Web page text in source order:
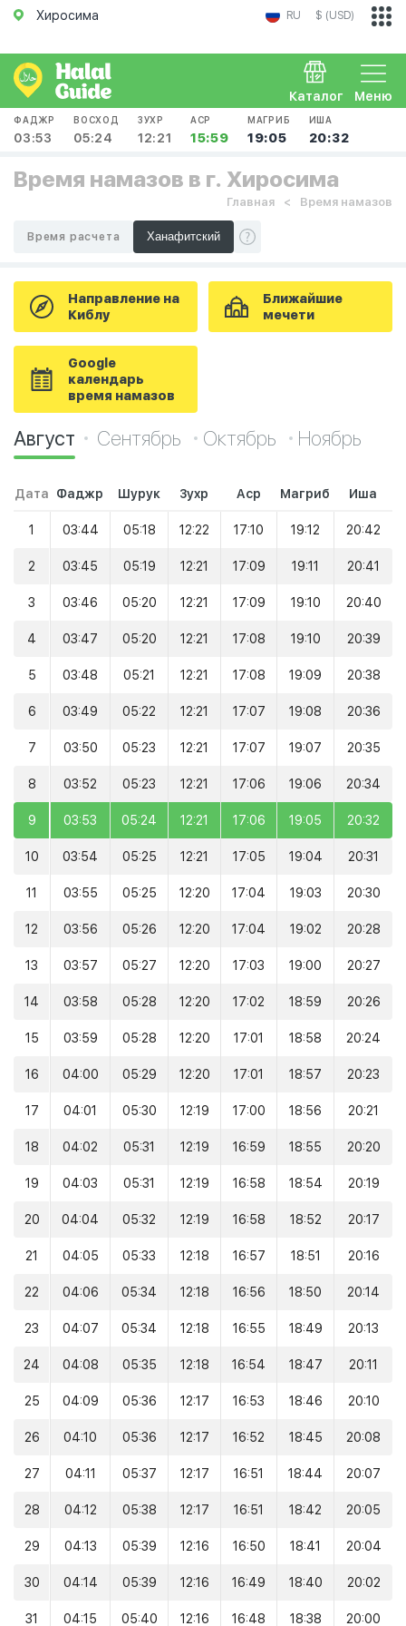
Хиросима RU $ (USD)
Меню
Каталог
ФАДЖР
03:53
ВОСХОД
05:24
ЗУХР
12:21
АСР
15:59
МАГРИБ
19:05
ИША
20:32
Время намазов в г. Хиросима
Главная Время намазов
Время расчета
Направление на
Киблу
Ближайшие
мечети
Google
календарь
время намазов
Август Сентябрь Октябрь Ноябрь
Дата Фаджр Шурук Зухр Аср Магриб Иша
1 03:44 05:18 12:22 17:10 19:12 20:42
2 03:45 05:19 12:21 17:09 19:11 20:41
3 03:46 05:20 12:21 17:09 19:10 20:40
4 03:47 05:20 12:21 17:08 19:10 20:39
5 03:48 05:21 12:21 17:08 19:09 20:38
6 03:49 05:22 12:21 17:07 19:08 20:36
7 03:50 05:23 12:21 17:07 19:07 20:35
8 03:52 05:23 12:21 17:06 19:06 20:34
9 03:53 05:24 12:21 17:06 19:05 20:32
10 03:54 05:25 12:21 17:05 19:04 20:31
11 03:55 05:25 12:20 17:04 19:03 20:30
12 03:56 05:26 12:20 17:04 19:02 20:28
13 03:57 05:27 12:20 17:03 19:00 20:27
14 03:58 05:28 12:20 17:02 18:59 20:26
15 03:59 05:28 12:20 17:01 18:58 20:24
16 04:00 05:29 12:20 17:01 18:57 20:23
17 04:01 05:30 12:19 17:00 18:56 20:21
18 04:02 05:31 12:19 16:59 18:55 20:20
19 04:03 05:31 12:19 16:58 18:54 20:19
20 04:04 05:32 12:19 16:58 18:52 20:17
21 04:05 05:33 12:18 16:57 18:51 20:16
22 04:06 05:34 12:18 16:56 18:50 20:14
23 04:07 05:34 12:18 16:55 18:49 20:13
24 04:08 05:35 12:18 16:54 18:47 20:11
25 04:09 05:36 12:17 16:53 18:46 20:10
26 04:10 05:36 12:17 16:52 18:45 20:08
27 04:11 05:37 12:17 16:51 18:44 20:07
28 04:12 05:38 12:17 16:51 18:42 20:05
29 04:13 05:39 12:16 16:50 18:41 20:04
30 04:14 05:39 12:16 16:49 18:40 20:02
31 04:15 05:40 12:16 16:48 18:38 20:00